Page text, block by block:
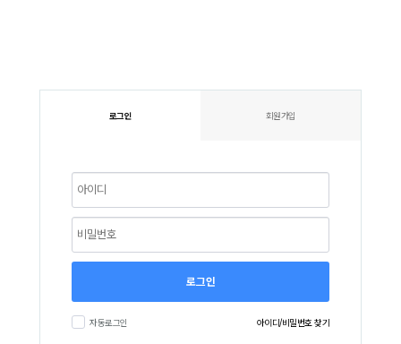
로그인 회원가입
로그인
자동로그인 아이디/비밀번호 찾기